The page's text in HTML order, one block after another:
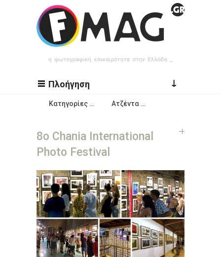
Παράκαμψη προς το κυρίως περιεχόμενο
Πλοήγηση ↓
Κατηγορίες … Ατζέντα …
8ο Chania International
Photo Festival